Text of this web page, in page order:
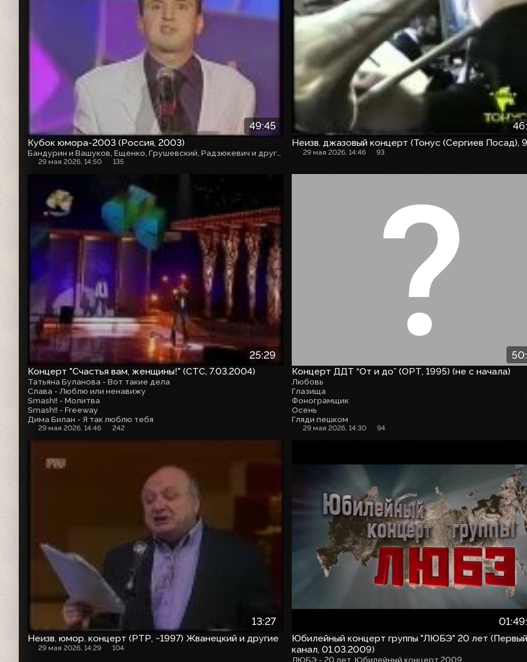
49:45
Кубок юмора-2003 (Россия, 2003)
29 мая 2026, 14:50 135
Неизв. джазовый концерт (Тонус (Сергиев Посад),
29 мая 2026, 14:46 93
25:29
Концерт "Счастья вам, женщины!" (СТС, 7.03.2004)
Татьяна Буланова - Вот такие дела
Слава - Люблю или ненавижу
Smash!! - Молитва
Smash!! - Freeway
Дима Билан - Я так люблю тебя
29 мая 2026, 14:46 242
Концерт ДДТ “От и до” (ОРТ, 1995) (не с начала)
Любовь
Глазища
Фонограмщик
Осень
Гляди пешком
29 мая 2026, 14:30 94
13:27
Неизв. юмор. концерт (РТР, ~1997) Жванецкий и другие
29 мая 2026, 14:29 104
Юбилейный концерт группы "ЛЮБЭ" 20 лет
канал, 01.03.2009)
ЛЮБЭ - 20 лет. Юбилейный концерт 2009.